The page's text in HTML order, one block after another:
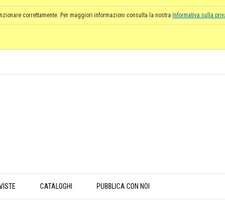
correttamente. Per maggiori informazioni consulta la nostra Informativa sulla
CATALOGHI PUBBLICA CON NOI